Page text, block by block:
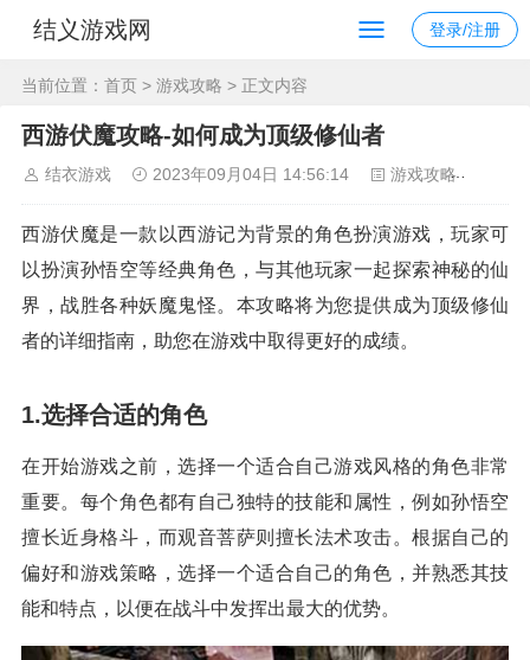
结义游戏网 登录/注册
当前位置： 首页 > 游戏攻略 > 正文内容
西游伏魔攻略-如何成为顶级修仙者
结衣游戏 2023年09月04日 14:56:14 游戏攻略
西游伏魔是一款以西游记为背景的角色扮演游戏，玩家可
以扮演孙悟空等经典角色，与其他玩家一起探索神秘的仙
界，战胜各种妖魔鬼怪。本攻略将为您提供成为顶级修仙
者的详细指南，助您在游戏中取得更好的成绩。
1.选择合适的角色
在开始游戏之前，选择一个适合自己游戏风格的角色非常
重要。每个角色都有自己独特的技能和属性，例如孙悟空
擅长近身格斗，而观音菩萨则擅长法术攻击。根据自己的
偏好和游戏策略，选择一个适合自己的角色，并熟悉其技
能和特点，以便在战斗中发挥出最大的优势。